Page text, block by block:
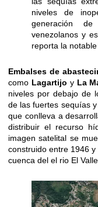
niveles de
generación
venezolanos y
reporta la
Embalses de
como Lagartijo y La
niveles por debajo de
de las fuertes sequías
que conlleva a
distribuir el recurso
imagen satelital se
construido entre 1946
cuenca del el rio El